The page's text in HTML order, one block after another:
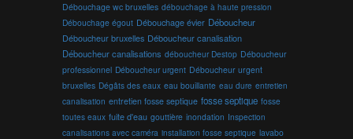
Débouchage wc bruxelles débouchage à haute pression
Débouchage égout Débouchage évier Déboucheur
Déboucheur bruxelles Déboucheur canalisation
Déboucheur canalisations déboucheur Destop Déboucheur
professionnel Déboucheur urgent Déboucheur urgent
bruxelles Dégâts des eaux eau bouillante eau dure entretien
canalisation entretien fosse septique fosse septique fosse
toutes eaux fuite d'eau gouttière inondation Inspection
canalisations avec caméra installation fosse septique lavabo